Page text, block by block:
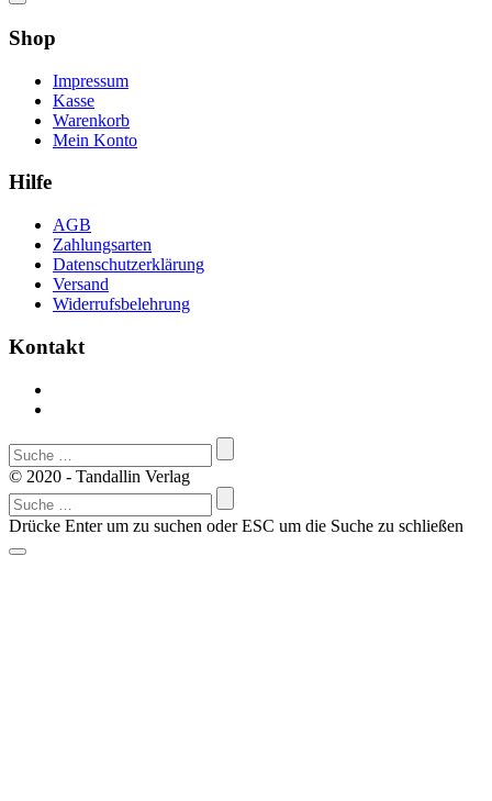
Shop
Impressum
Kasse
Warenkorb
Mein Konto
Hilfe
AGB
Zahlungsarten
Datenschutzerklärung
Versand
Widerrufsbelehrung
Kontakt
Suche
…
© 2020 - Tandallin Verlag
Suchen
nach:
Drücke Enter um zu suchen oder ESC um die Suche zu schließen